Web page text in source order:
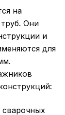
на
Они
и
для